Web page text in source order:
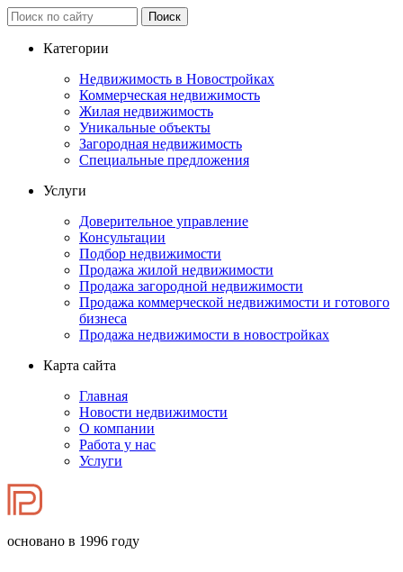
Категории
Недвижимость в Новостройках
Коммерческая недвижимость
Жилая недвижимость
Уникальные объекты
Загородная недвижимость
Специальные предложения
Услуги
Доверительное управление
Консультации
Подбор недвижимости
Продажа жилой недвижимости
Продажа загородной недвижимости
Продажа коммерческой недвижимости и готового
бизнеса
Продажа недвижимости в новостройках
Карта сайта
Главная
Новости недвижимости
О компании
Работа у нас
Услуги
основано в 1996 году